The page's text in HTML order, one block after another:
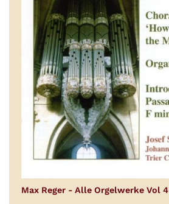
Max Reger - Alle Orgelwerke Vol 4: